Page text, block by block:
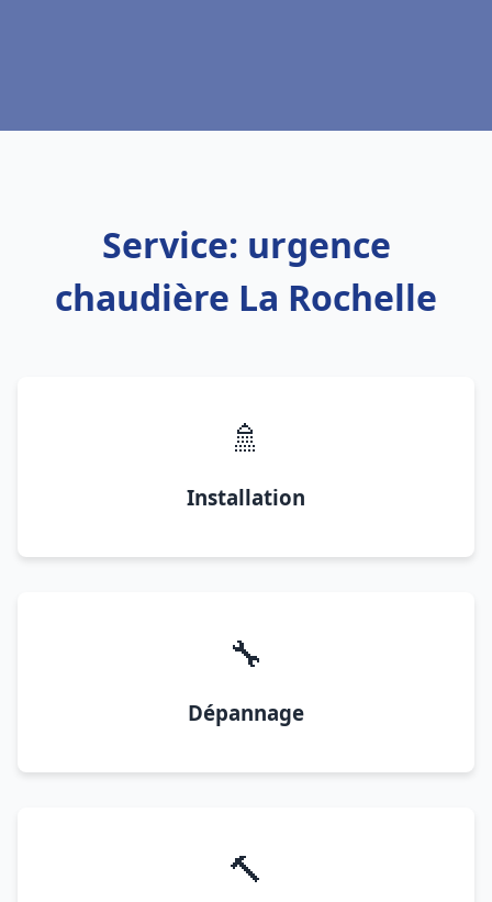
Service: urgence
chaudière La Rochelle
🚿
Installation
🔧
Dépannage
🔨